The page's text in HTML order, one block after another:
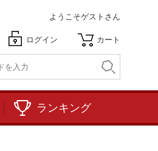
ようこそゲストさん
ログイン カート
ランキング